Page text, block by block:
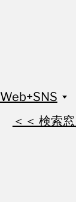
Web+SNS
＜＜ 検索